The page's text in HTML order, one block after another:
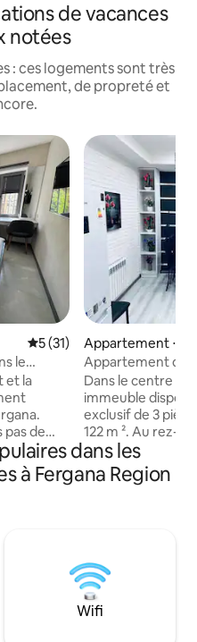
de vacances
notées
: ces logements sont très
de propreté et
appréciés
Évaluation moyenne sur la
5 (31)
le
et la
de
leparc
et de
Appartement ⋅
Appartement de
Dans le centre de
immeuble
exclusif de 3
122 m ². Au rez-de-chaussée de ce
bâtiment, vous
exquis «
pourrez déguster
rassemblements
Téléviseurs
cuisine élégantes
appareils
dans les
à Fergana Region
Wifi